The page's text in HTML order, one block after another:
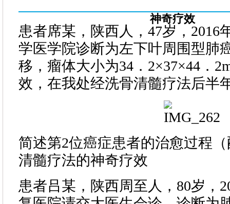
神奇疗效
患者席某，陕西人，47岁，2016
学医学院诊断为左下叶周围型肺
移，瘤体大小为34．2×37×44．
效，在我处经洗骨清髓疗法后半
简述第2位癌症患者的治愈过程
清髓疗法的神奇疗效
患者吕某，陕西周至人，80岁，